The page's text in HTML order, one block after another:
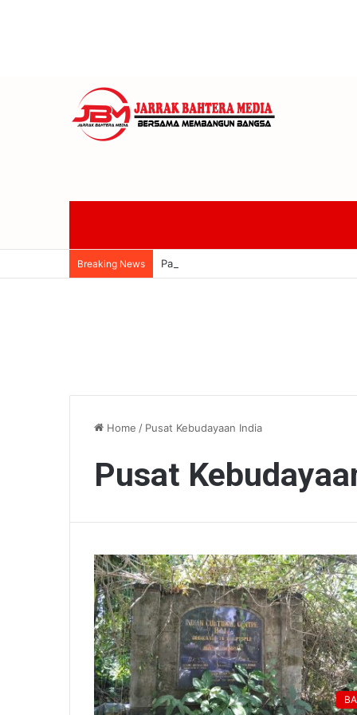
Breaking News Pacitan Mantapkan Kesiapan Hadapi
Home / Pusat Kebudayaan India
Pusat